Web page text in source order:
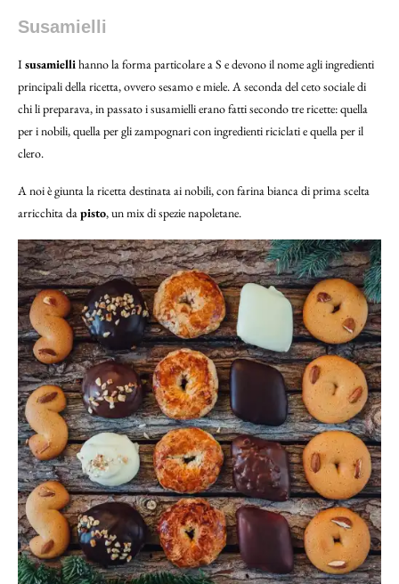
Susamielli
Isusamiellihanno la forma particolare a S e devono il nome agli ingredienti
principali della ricetta, ovvero sesamo e miele. A seconda del ceto sociale di
chi li preparava, in passato i susamielli erano fatti secondo tre ricette: quella
per i nobili, quella per gli zampognari con ingredienti riciclati e quella per il
clero.
A noi è giunta la ricetta destinata ai nobili, con farina bianca di prima scelta
arricchita dapisto, un mix di spezie napoletane.